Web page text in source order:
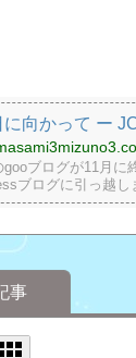
に向かって ー
gooブログが11月に
ブログに引っ越
事